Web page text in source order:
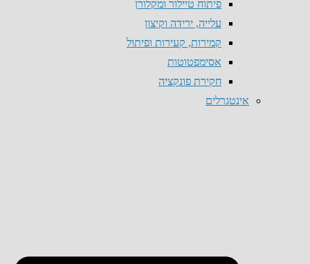
פיתוח טיילור ומקלורן
עלייה, ירידה וקיצון
קמירות, קעירות ופיתול
אסימפטוטות
חקירת פונקציה
אינטגרלים